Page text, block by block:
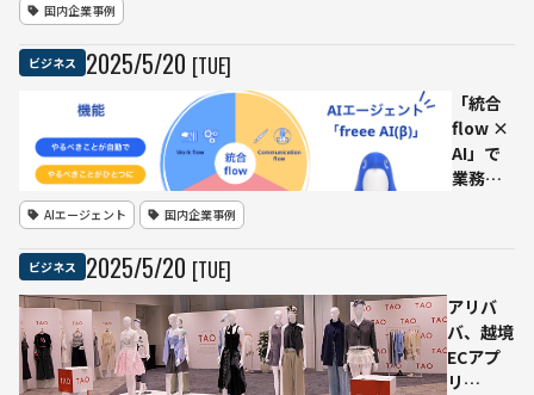
載の
「オ
ール
イン
で業
務改
革
国内企業事例
ビジネス 2025/5/20 [TUE]
「統合
flow ×
AI」で
業務の
ージェ
ント
「freee
AI（β
AIエージェント 国内企業事例
ビジネス 2025/5/20 [TUE]
アリバ
バ、越境
ECアプ
リ